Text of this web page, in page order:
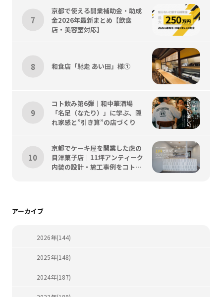
京都で使える開業補助金・助成
金2026年最新まとめ【飲食
店・美容室対応】
和食店「馳走 あい田」様①
コト飲み第6弾｜和中華酒場
「名足（なたり）」に学ぶ、隠
れ家感と”引き算”の店づくり
京都でケーキ屋を開業した虎の
目洋菓子店｜11坪アンティーク
内装の設計・施工事例をコトス
アーカイブ
2026年(144)
2025年(148)
2024年(187)